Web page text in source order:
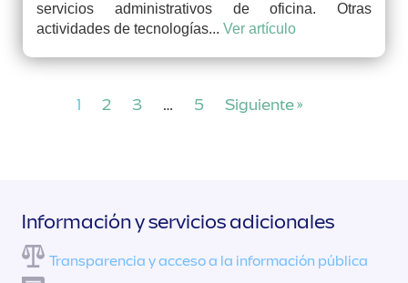
servicios administrativos de oficina. Otras
actividades de tecnologías... Ver artículo
1 2 3 … 5 Siguiente »
Información y servicios adicionales
Transparencia y acceso a la información pública